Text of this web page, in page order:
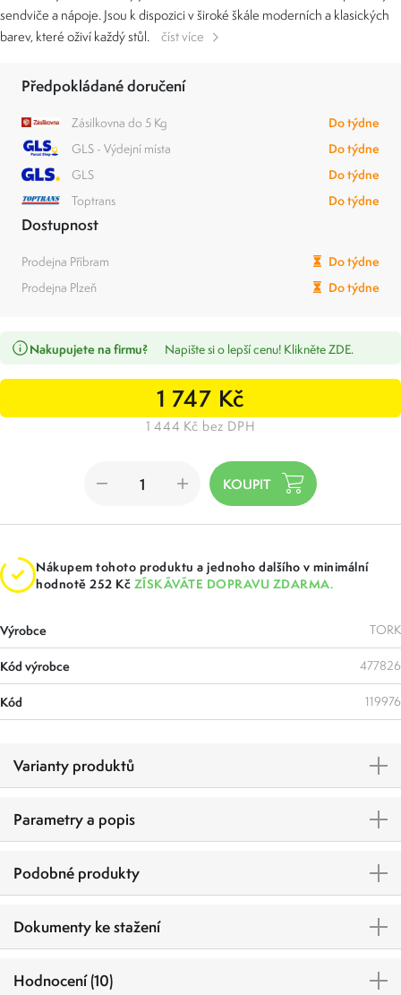
sendviče a nápoje. Jsou k dispozici v široké škále moderních a klasických
barev, které oživí každý stůl.
číst více
Předpokládané doručení
Zásilkovna do 5 Kg
Do týdne
GLS - Výdejní místa
Do týdne
GLS
Do týdne
Toptrans
Do týdne
Dostupnost
Prodejna Příbram
Do týdne
Prodejna Plzeň
Do týdne
Nakupujete na firmu? Napište si o lepší cenu! Klikněte ZDE.
1 747 Kč
1 444 Kč bez DPH
Nákupem tohoto produktu a jednoho dalšího v minimální
hodnotě 252 Kč ZÍSKÁVÁTE DOPRAVU ZDARMA.
Výrobce TORK
Kód výrobce 477826
Kód 119976
Varianty produktů
Parametry a popis
Podobné produkty
Dokumenty ke stažení
Hodnocení (10)